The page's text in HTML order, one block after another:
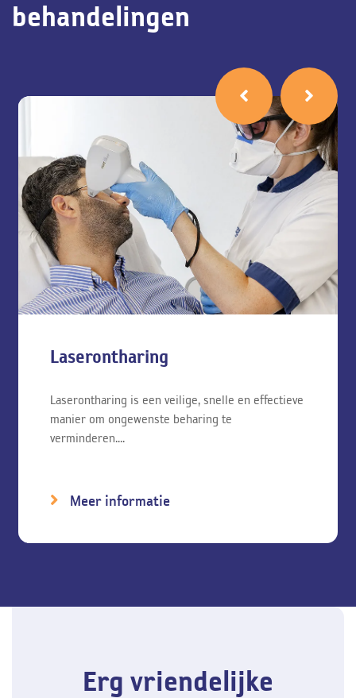
hiervan is dat donshaartjes omgezet worden in dikke haren.
Hirsutisme door syndroom van Cushing: bij het syndroom van
meerdere oorzaken voor een te hoge productie van cortisol.
Door een te hoog cortisol gehalte in je lichaam kunnen
klachten optreden als overbeharing, een opgeblazen gezicht,
ophoping van vetweefsel rond de taille, osteoporose, verlies
van spiermassa, menstruatiestoornissen,acneenstriae.
Hirsutisme door overige oorzaken: bepaalde medicatie zoals
zwangerschapshormonen, schildklierhormonen en steroïden
kunnen deze overbeharing veroorzaken. Ook het stoppen met
het gebruik van de anticonceptiepil kan overbeharing tot
gevolg hebben.
Hirsutisme behandeling
Bij Helon willen wij graag helpen om deze vorm van
overbeharing te verminderen. De behandeling is niet voor
Tijdens een intakegesprek onderzoeken we de haren en stellen
gehouden met uw wensen. Wij bieden de volgende
behandelingen aan:
behandelingen
Laserontharing
Laserontharing is een veilige, snelle en effectieve
manier om ongewenste beharing te
verminderen....
Meer informatie
Erg vriendelijke